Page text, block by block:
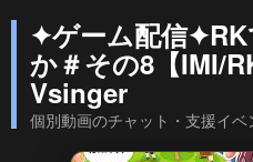
✦ゲーム配信
か＃その8【IMI/
Vsinger
個別動画のチャット・支援イベ